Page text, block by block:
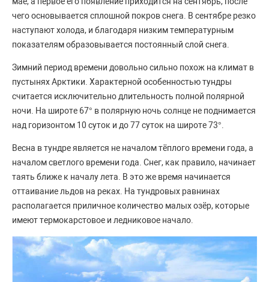
чего основывается сплошной покров снега. В сентябре резко
наступают холода, и благодаря низким температурным
показателям образовывается постоянный слой снега.
Зимний период времени довольно сильно похож на климат в
пустынях Арктики. Характерной особенностью тундры
считается исключительно длительность полной полярной
ночи. На широте 67° в полярную ночь солнце не поднимается
над горизонтом 10 суток и до 77 суток на широте 73°.
Весна в тундре является не началом тёплого времени года, а
началом светлого времени года. Снег, как правило, начинает
таять ближе к началу лета. В это же время начинается
оттаивание льдов на реках. На тундровых равнинах
располагается приличное количество малых озёр, которые
имеют термокарстовое и ледниковое начало.